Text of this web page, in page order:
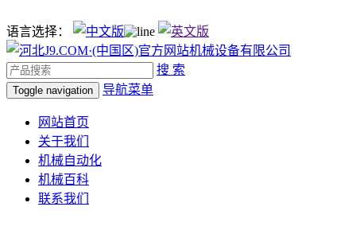
语言选择：
搜 索
Toggle navigation 导航菜单
网站首页
关于我们
机械自动化
机械百科
联系我们